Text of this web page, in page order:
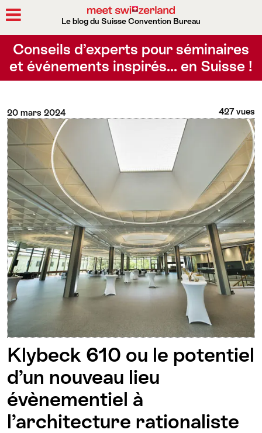
Le blog du Suisse Convention Bureau
Conseils d’experts pour séminaires
et événements inspirés… en Suisse !
20 mars 2024 427 vues
Klybeck 610 ou le potentiel
d’un nouveau lieu
évènementiel à
l’architecture rationaliste